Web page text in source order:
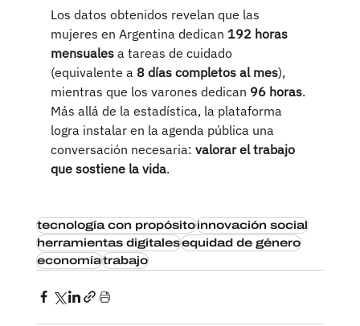
Los datos obtenidos revelan que las
mujeres en Argentina dedican 192 horas
mensuales a tareas de cuidado
(equivalente a 8 días completos al mes),
mientras que los varones dedican 96 horas.
Más allá de la estadística, la plataforma
logra instalar en la agenda pública una
conversación necesaria: valorar el trabajo
que sostiene la vida.
tecnología con propósitoinnovación social
herramientas digitalesequidad de género
economíatrabajo